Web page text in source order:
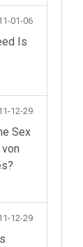
01-06
Is
12-29
Sex
12-29